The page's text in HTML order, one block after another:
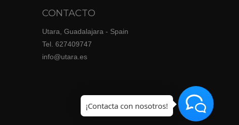
CONTACTO
Utara, Guadalajara - Spain
Tel. 627409747
info@utara.es
¡Contacta con nosotros!